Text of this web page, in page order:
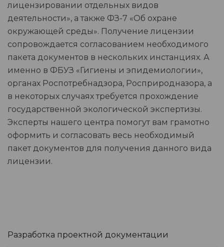
лицензировании отдельных видов
деятельности», а также ФЗ-7 «Об охране
окружающей среды». Получение лицензии
сопровождается согласованием необходимого
пакета документов в нескольких инстанциях. А
именно в ФБУЗ «Гигиены и эпидемиологии»,
органах Роспотребнадзора, Росприродназора, а
в некоторых случаях требуется прохождение
государственной экологической экспертизы.
Эксперты нашего центра помогут вам грамотно
оформить и согласовать весь необходимый
пакет документов для получения данного вида
лицензии.
Разработка проектной документации